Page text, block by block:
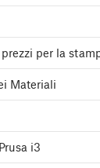
per la
Materiali
i3